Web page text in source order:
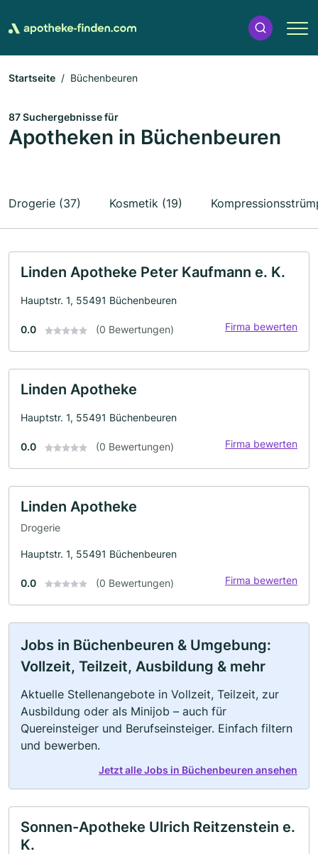
Startseite Büchenbeuren
87 Suchergebnisse für
Apotheken in Büchenbeuren
Drogerie (37) Kosmetik (19)
Linden Apotheke Peter Kaufmann e. K.
Hauptstr. 1, 55491 Büchenbeuren
0.0 (0 Bewertungen) Firma bewerten
Linden Apotheke
Hauptstr. 1, 55491 Büchenbeuren
0.0 (0 Bewertungen) Firma bewerten
Linden Apotheke
Drogerie
Hauptstr. 1, 55491 Büchenbeuren
0.0 (0 Bewertungen) Firma bewerten
Jobs in Büchenbeuren & Umgebung:
Vollzeit, Teilzeit, Ausbildung & mehr
Aktuelle Stellenangebote in Vollzeit, Teilzeit, zur
Ausbildung oder als Minijob – auch für
Quereinsteiger und Berufseinsteiger. Einfach filtern
und bewerben.
Jetzt alle Jobs in Büchenbeuren ansehen
Sonnen-Apotheke Ulrich Reitzenstein e.
K.